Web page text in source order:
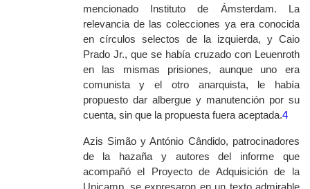
mencionado Instituto de Ámsterdam. La
relevancia de las colecciones ya era conocida
en círculos selectos de la izquierda, y Caio
Prado Jr., que se había cruzado con Leuenroth
en las mismas prisiones, aunque uno era
comunista y el otro anarquista, le había
propuesto dar albergue y manutención por su
cuenta, sin que la propuesta fuera aceptada.4
Azis Simão y António Cândido, patrocinadores
de la hazaña y autores del informe que
acompañó el Proyecto de Adquisición de la
Unicamp, se expresaron en un texto admirable